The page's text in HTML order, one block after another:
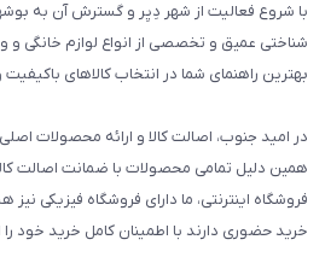
با شروع فعالیت از شهر دِیِر و گسترش آن به
شناختی عمیق و تخصصی از انواع لوازم خانگی
بهترین راهنمای شما در انتخاب کالاهای
در امید جنوب، اصالت کالا و ارائه محصولات
همین دلیل تمامی محصولات با ضمانت اصالت
فروشگاه اینترنتی، ما دارای فروشگاه فیزیکی
خرید حضوری دارند با اطمینان کامل خرید خود